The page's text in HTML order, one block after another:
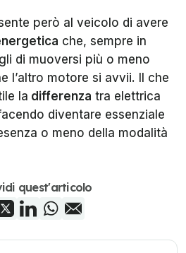
però al veicolo di avere
che, sempre in
di muoversi più o meno
l’altro motore si avvii. Il che
la differenza tra elettrica
diventare essenziale
o meno della modalità
quest'articolo